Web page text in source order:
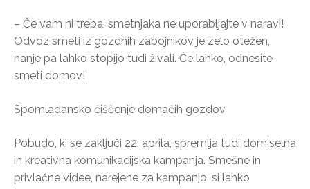
– Če vam ni treba, smetnjaka ne uporabljajte v naravi!
Odvoz smeti iz gozdnih zabojnikov je zelo otežen,
nanje pa lahko stopijo tudi živali. Če lahko, odnesite
smeti domov!
Spomladansko čiščenje domačih gozdov
Pobudo, ki se zaključi 22. aprila, spremlja tudi domiselna
in kreativna komunikacijska kampanja. Smešne in
privlačne videe, narejene za kampanjo, si lahko